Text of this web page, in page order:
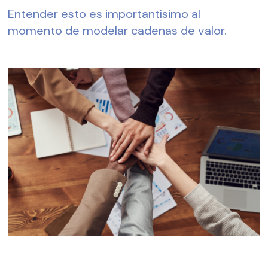
Entender esto es importantísimo al
momento de modelar cadenas de valor.